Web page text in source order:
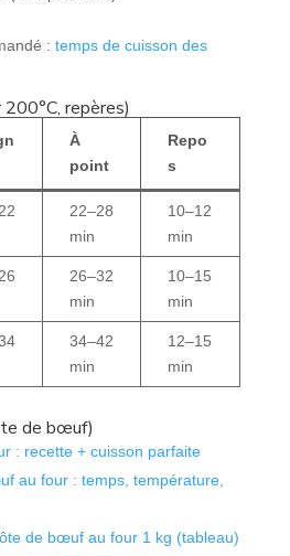
: temps de cuisson des
repères)
À
point
Repo
s
22–28
min
10–12
min
26–32
min
10–15
min
34–42
min
12–15
min
de bœuf)
: recette + cuisson parfaite
au four : temps, température,
de bœuf au four 1 kg (tableau)